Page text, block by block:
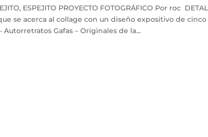
ESPEJITO PROYECTO FOTOGRÁFICO Por roc
se acerca al collage con un diseño expositivo de
Autorretratos Gafas – Originales de la...